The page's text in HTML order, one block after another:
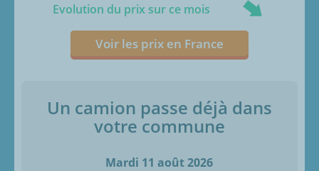
Evolution du prix sur ce mois
Voir les prix en France
Un camion passe déjà dans
votre commune
Mardi 11 août 2026